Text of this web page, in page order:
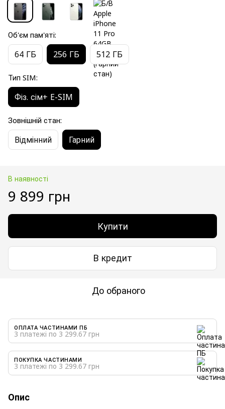
Об'єм пам'яті:
64 ГБ 256 ГБ 512 ГБ
Тип SIM:
Фіз. сім+ E-SIM
Зовнішній стан:
Відмінний Гарний
В наявності
9 899 грн
Купити
В кредит
До обраного
ОПЛАТА ЧАСТИНАМИ ПБ
3 платежі по 3 299.67 грн
ПОКУПКА ЧАСТИНАМИ
3 платежі по 3 299.67 грн
Опис